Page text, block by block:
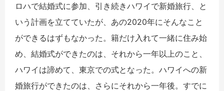
ロハで結婚式に参加、引き続きハワイで新婚旅行、と
いう計画を立てていたが、あの2020年にそんなこと
ができるはずもなかった。籍だけ入れて一緒に住み始
め、結婚式ができたのは、それから一年以上のこと、
ハワイは諦めて、東京での式となった。ハワイへの新
婚旅行ができたのは、さらにそれから一年後。すでに